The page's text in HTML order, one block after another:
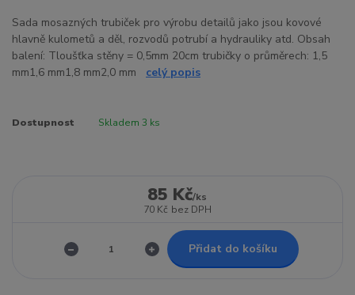
Sada mosazných trubiček pro výrobu detailů jako jsou kovové
hlavně kulometů a děl, rozvodů potrubí a hydrauliky atd. Obsah
balení: Tloušťka stěny = 0,5mm 20cm trubičky o průměrech: 1,5
mm1,6 mm1,8 mm2,0 mm celý popis
Dostupnost Skladem 3 ks
85 Kč/ks
70 Kč bez DPH
Přidat do košíku